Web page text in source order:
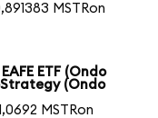
MSTRon
ETF (Ondo
(Ondo
MSTRon